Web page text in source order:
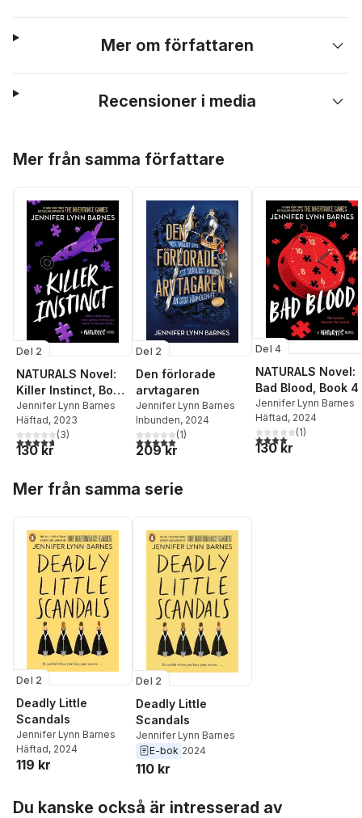
Mer om författaren
Recensioner i media
Mer från samma författare
Del 2
NATURALS Novel:
Killer Instinct, Book
2
Jennifer Lynn Barnes
Häftad, 2023
4,7utav 5 stjärnor. Totalt antal röster:
(3)
130 kr
Del 2
Den förlorade
arvtagaren
Jennifer Lynn Barnes
Inbunden, 2024
5,0utav 5 stjärnor. Totalt antal röster:
(1)
209 kr
Del 4
NATURALS Novel:
Bad Blood, Book 4
Jennifer Lynn Barnes
Häftad, 2024
4,0utav 5 stjärnor.
(1)
130 kr
Mer från samma serie
Del 2
Deadly Little
Scandals
Jennifer Lynn Barnes
Häftad, 2024
119 kr
Del 2
Deadly Little
Scandals
Jennifer Lynn Barnes
E-bok 2024
110 kr
Du kanske också är intresserad av